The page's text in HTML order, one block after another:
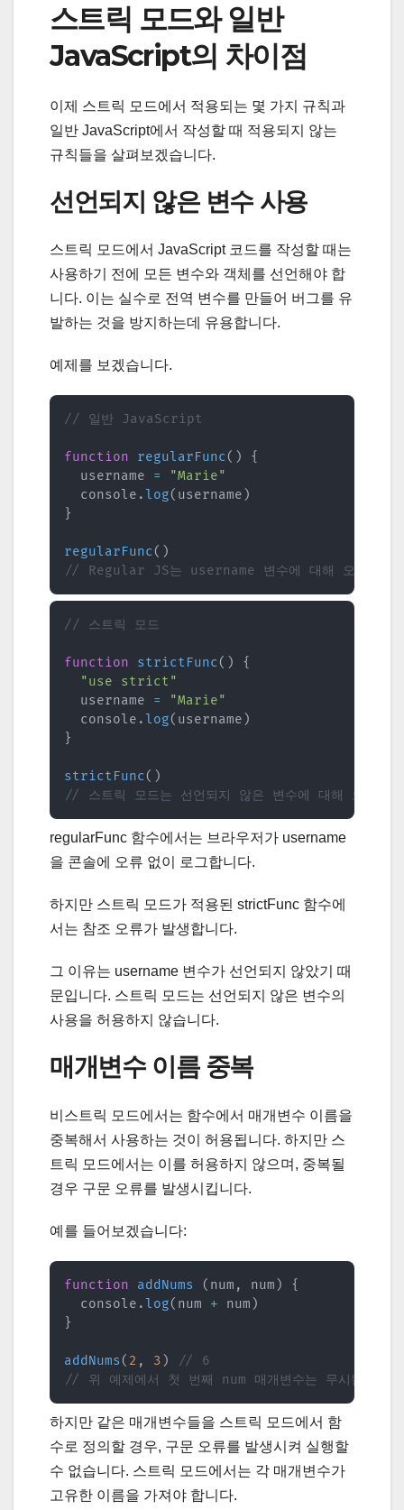
스트릭 모드와 일반
JavaScript의 차이점
이제 스트릭 모드에서 적용되는 몇 가지 규칙과
일반 JavaScript에서 작성할 때 적용되지 않는
규칙들을 살펴보겠습니다.
선언되지 않은 변수 사용
스트릭 모드에서 JavaScript 코드를 작성할 때는
사용하기 전에 모든 변수와 객체를 선언해야 합
니다. 이는 실수로 전역 변수를 만들어 버그를 유
발하는 것을 방지하는데 유용합니다.
예제를 보겠습니다.
// 일반 JavaScript
function regularFunc( )
{
  username
=
"Marie"
  console
.log( username )
}
regularFunc( )
// Regular JS는 username 변수에 대해 오류를 발
// 스트릭 모드
function strictFunc( )
{
"use strict"
  username
=
"Marie"
  console
.log( username )
}
strictFunc( )
// 스트릭 모드는 선언되지 않은 변수에 대해 오류를
regularFunc 함수에서는 브라우저가 username
을 콘솔에 오류 없이 로그합니다.
하지만 스트릭 모드가 적용된 strictFunc 함수에
서는 참조 오류가 발생합니다.
그 이유는 username 변수가 선언되지 않았기 때
문입니다. 스트릭 모드는 선언되지 않은 변수의
사용을 허용하지 않습니다.
매개변수 이름 중복
비스트릭 모드에서는 함수에서 매개변수 이름을
중복해서 사용하는 것이 허용됩니다. 하지만 스
트릭 모드에서는 이를 허용하지 않으며, 중복될
경우 구문 오류를 발생시킵니다.
예를 들어보겠습니다:
function addNums ( num , num )
{
  console
.log( num + num )
}
addNums( 2 , 3 )
// 6
// 위 예제에서 첫 번째 num 매개변수는 무시됩니
하지만 같은 매개변수들을 스트릭 모드에서 함
수로 정의할 경우, 구문 오류를 발생시켜 실행할
수 없습니다. 스트릭 모드에서는 각 매개변수가
고유한 이름을 가져야 합니다.